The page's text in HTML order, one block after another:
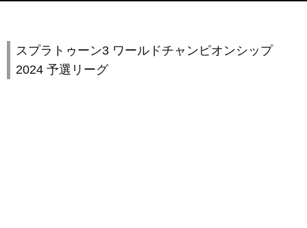
スプラトゥーン3 ワールドチャンピオンシップ
2024 予選リーグ